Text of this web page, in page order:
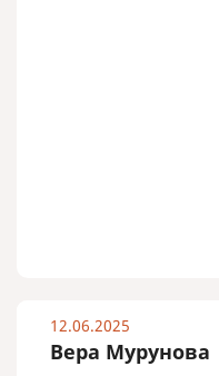
12.06.2025
Вера Мурунова